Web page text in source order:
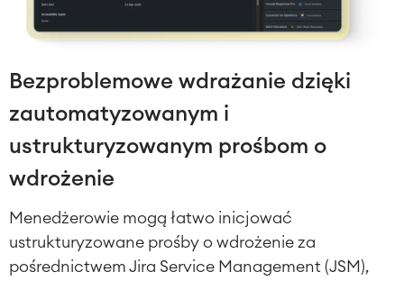
Bezproblemowe wdrażanie dzięki
zautomatyzowanym i
ustrukturyzowanym prośbom o
wdrożenie
Menedżerowie mogą łatwo inicjować
ustrukturyzowane prośby o wdrożenie za
pośrednictwem Jira Service Management (JSM),